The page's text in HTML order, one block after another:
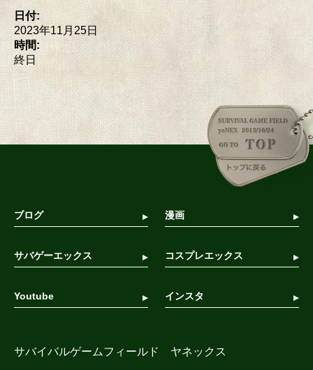
日付:
2023年11月25日
時間:
終日
サバイバルゲームフィールド ヤネックス
ブログ 漫画
サバゲーエックス コスプレエックス
Youtube インスタ